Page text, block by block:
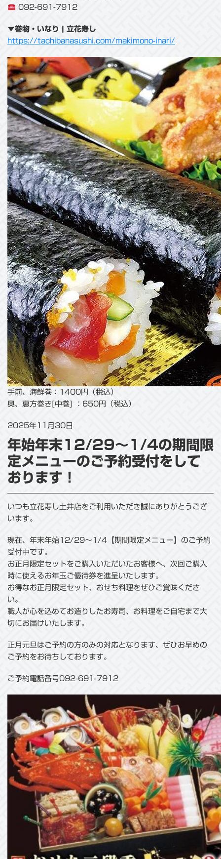
092-691-7912
▼巻物・いなり | 立花寿し
https://tachibanasushi.com/makimono-inari/
手前、海鮮巻：1400円（税込）
奥、恵方巻き[中巻] ：650円（税込）
2025年11月30日
年始年末12/29～1/4の期間限
定メニューのご予約受付をして
おります！
いつも立花寿し土井店をご利用いただき誠にありがとうござ
います。
現在、年末年始12/29～1/4【期間限定メニュー】のご予約
受付中です。
お正月限定セットをご購入いただいたお客様へ、次回ご購入
時に使えるお年玉ご優待券を進呈いたします。
お得なお正月限定セット、おせち料理をぜひご賞味くださ
い。
職人が心を込めてお造りしたお寿司、お料理をご自宅まで大
切にお届けいたします。
正月元旦はご予約の方のみの対応となります、ぜひお早めの
ご予約をお待ちしております。
ご予約電話番号092-691-7912